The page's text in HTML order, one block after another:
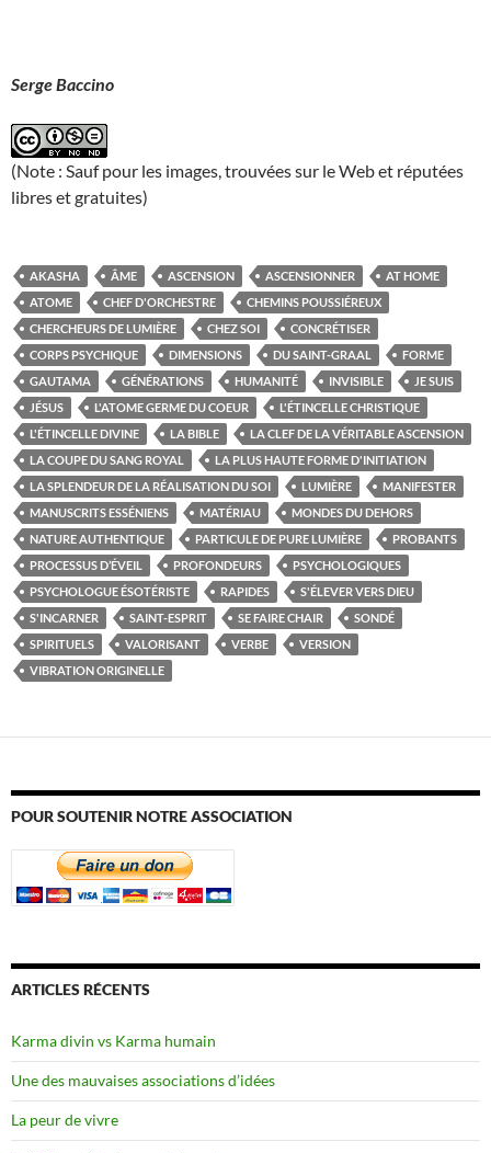
Serge Baccino
(Note : Sauf pour les images, trouvées sur le Web et réputées
libres et gratuites)
AKASHA ÂME ASCENSION ASCENSIONNER
AT HOME
ATOME
CHEF D'ORCHESTRE
CHEMINS POUSSIÉREUX
CHERCHEURS DE LUMIÈRE
CHEZ SOI
CONCRÉTISER
CORPS PSYCHIQUE
DIMENSIONS DU SAINT-GRAAL
FORME
GAUTAMA
GÉNÉRATIONS HUMANITÉ INVISIBLE
JE SUIS
JÉSUS
L'ATOME GERME DU COEUR
L'ÉTINCELLE CHRISTIQUE
L'ÉTINCELLE DIVINE
LA BIBLE
LA CLEF DE LA VÉRITABLE ASCENSION
LA COUPE DU SANG ROYAL
LA PLUS HAUTE FORME D'INITIATION
LA SPLENDEUR DE LA RÉALISATION DU SOI
LUMIÈRE
MANIFESTER
MANUSCRITS ESSÉNIENS
MATÉRIAU
MONDES DU DEHORS
NATURE AUTHENTIQUE
PARTICULE DE PURE LUMIÈRE
PROBANTS
PROCESSUS D’ÉVEIL
PROFONDEURS
PSYCHOLOGIQUES
PSYCHOLOGUE ÉSOTÉRISTE
RAPIDES
S'ÉLEVER VERS DIEU
S'INCARNER
SAINT-ESPRIT SE FAIRE CHAIR
SONDÉ
SPIRITUELS
VALORISANT VERBE
VERSION
VIBRATION ORIGINELLE
POUR SOUTENIR NOTRE ASSOCIATION
ARTICLES RÉCENTS
Karma divin vs Karma humain
Une des mauvaises associations d’idées
La peur de vivre